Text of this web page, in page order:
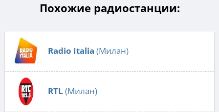
Похожие радиостанции:
Radio Italia (Милан)
RTL (Милан)